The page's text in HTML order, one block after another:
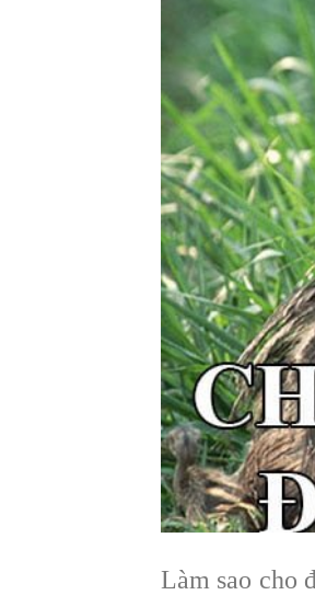
Làm sao cho